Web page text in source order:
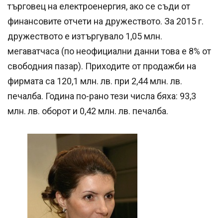
търговец на електроенергия, ако се съди от
финансовите отчети на дружеството. За 2015 г.
дружеството е изтъргувало 1,05 млн.
мегаватчаса (по неофициални данни това е 8% от
свободния пазар). Приходите от продажби на
фирмата са 120,1 млн. лв. при 2,44 млн. лв.
печалба. Година по-рано тези числа бяха: 93,3
млн. лв. оборот и 0,42 млн. лв. печалба.